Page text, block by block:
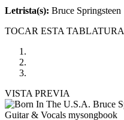
Letrista(s): Bruce Springsteen
TOCAR ESTA TABLATURA
VISTA PREVIA